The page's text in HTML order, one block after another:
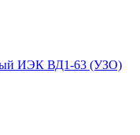
ИЭК ВД1-63 (УЗО)